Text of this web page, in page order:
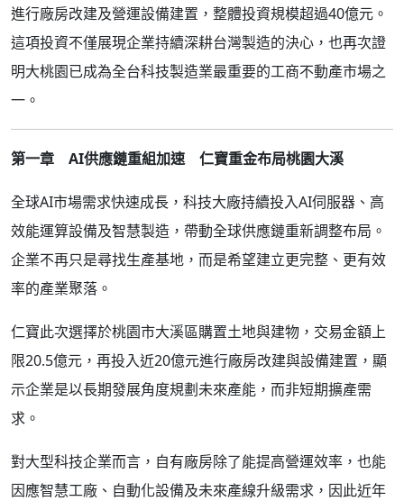
進行廠房改建及營運設備建置，整體投資規模超過40億元。
這項投資不僅展現企業持續深耕台灣製造的決心，也再次證
明大桃園已成為全台科技製造業最重要的工商不動產市場之
一。
第一章 AI供應鏈重組加速 仁寶重金布局桃園大溪
全球AI市場需求快速成長，科技大廠持續投入AI伺服器、高
效能運算設備及智慧製造，帶動全球供應鏈重新調整布局。
企業不再只是尋找生產基地，而是希望建立更完整、更有效
率的產業聚落。
仁寶此次選擇於桃園市大溪區購置土地與建物，交易金額上
限20.5億元，再投入近20億元進行廠房改建與設備建置，顯
示企業是以長期發展角度規劃未來產能，而非短期擴產需
求。
對大型科技企業而言，自有廠房除了能提高營運效率，也能
因應智慧工廠、自動化設備及未來產線升級需求，因此近年